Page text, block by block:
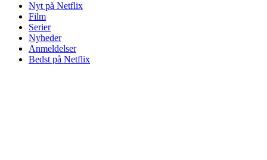
Nyt på Netflix
Film
Serier
Nyheder
Anmeldelser
Bedst på Netflix